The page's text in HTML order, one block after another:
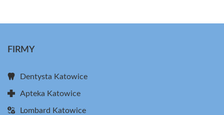
FIRMY
Dentysta Katowice
Apteka Katowice
Lombard Katowice